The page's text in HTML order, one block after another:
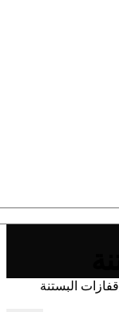
قفازات البستنة